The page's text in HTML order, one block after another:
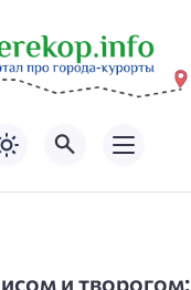
и творогом: